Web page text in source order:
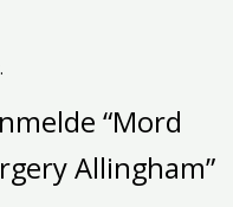
“Mord
Allingham”